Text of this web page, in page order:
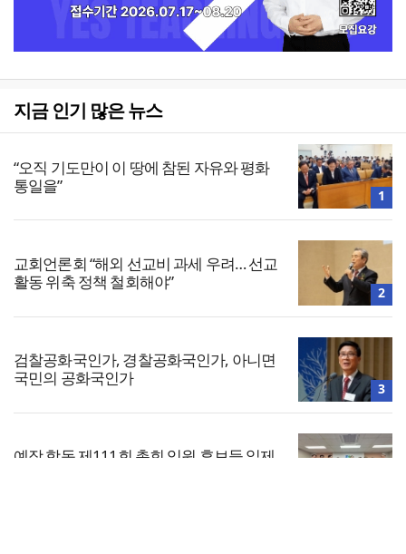
지금 인기 많은 뉴스
“오직 기도만이 이 땅에 참된 자유와 평화
통일을”
1
교회언론회 “해외 선교비 과세 우려… 선교
활동 위축 정책 철회해야”
2
검찰공화국인가, 경찰공화국인가, 아니면
국민의 공화국인가
3
예장 합동 제111회 총회 임원 후보들 일제